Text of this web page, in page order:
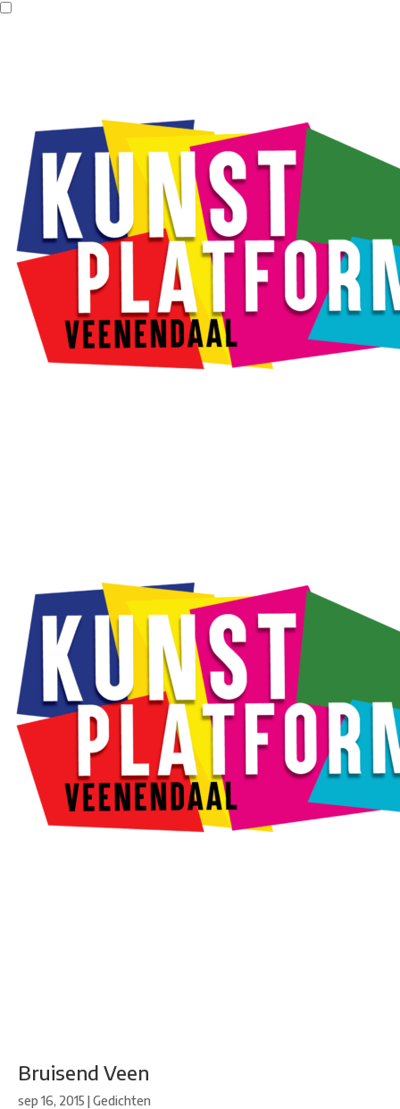
Bruisend Veen
sep 16, 2015 |Gedichten